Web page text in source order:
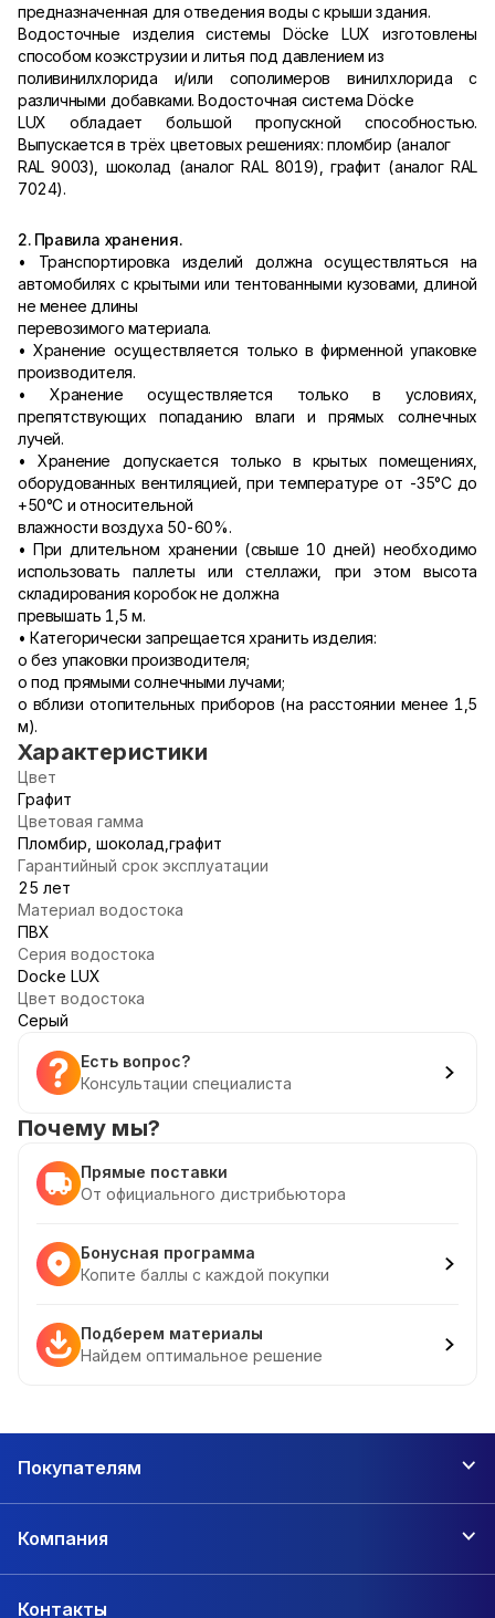
предназначенная для отведения воды с крыши здания.
Водосточные изделия системы Döcke LUX изготовлены
способом коэкструзии и литья под давлением из
поливинилхлорида и/или сополимеров винилхлорида с
различными добавками. Водосточная система Döcke
LUX обладает большой пропускной способностью.
Выпускается в трёх цветовых решениях: пломбир (аналог
RAL 9003), шоколад (аналог RAL 8019), графит (аналог RAL
7024).
2. Правила хранения.
• Транспортировка изделий должна осуществляться на
автомобилях с крытыми или тентованными кузовами, длиной
не менее длины
перевозимого материала.
• Хранение осуществляется только в фирменной упаковке
производителя.
• Хранение осуществляется только в условиях,
препятствующих попаданию влаги и прямых солнечных
лучей.
• Хранение допускается только в крытых помещениях,
оборудованных вентиляцией, при температуре от -35°С до
+50°С и относительной
влажности воздуха 50-60%.
• При длительном хранении (свыше 10 дней) необходимо
использовать паллеты или стеллажи, при этом высота
складирования коробок не должна
превышать 1,5 м.
• Категорически запрещается хранить изделия:
o без упаковки производителя;
o под прямыми солнечными лучами;
o вблизи отопительных приборов (на расстоянии менее 1,5
м).
Характеристики
Цвет
Графит
Цветовая гамма
Пломбир, шоколад,графит
Гарантийный срок эксплуатации
25 лет
Материал водостока
ПВХ
Серия водостока
Docke LUX
Цвет водостока
Серый
Есть вопрос?
Консультации специалиста
Почему мы?
Прямые поставки
От официального дистрибьютора
Бонусная программа
Копите баллы с каждой покупки
Подберем материалы
Найдем оптимальное решение
Покупателям
Компания
Контакты